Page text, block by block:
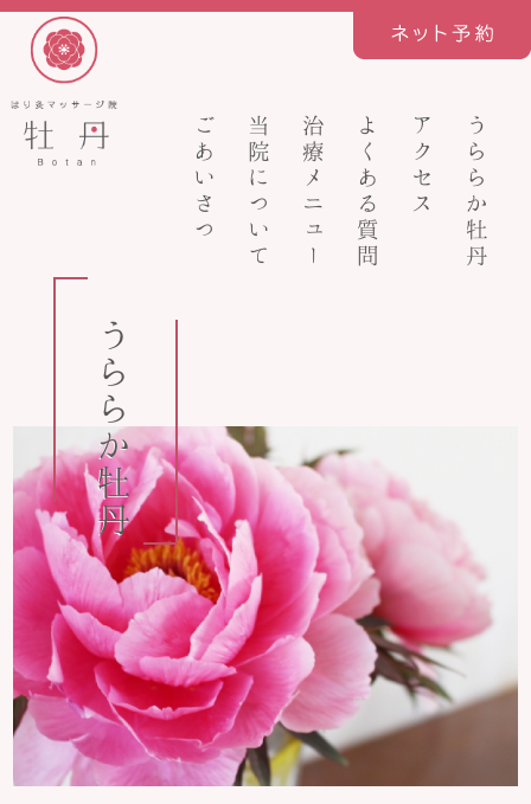
ごあいさつ 当院について 治療メニュー よくある質問 アクセス うららか牡丹
うららか牡丹